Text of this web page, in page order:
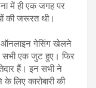
में ही एक जगह पर
की जरूरत थी।
ऑनलाइन गेसिंग खेलने
सभी एक जुट हुए। फिर
हैं। इन सभी ने
लिए कारोबारी की